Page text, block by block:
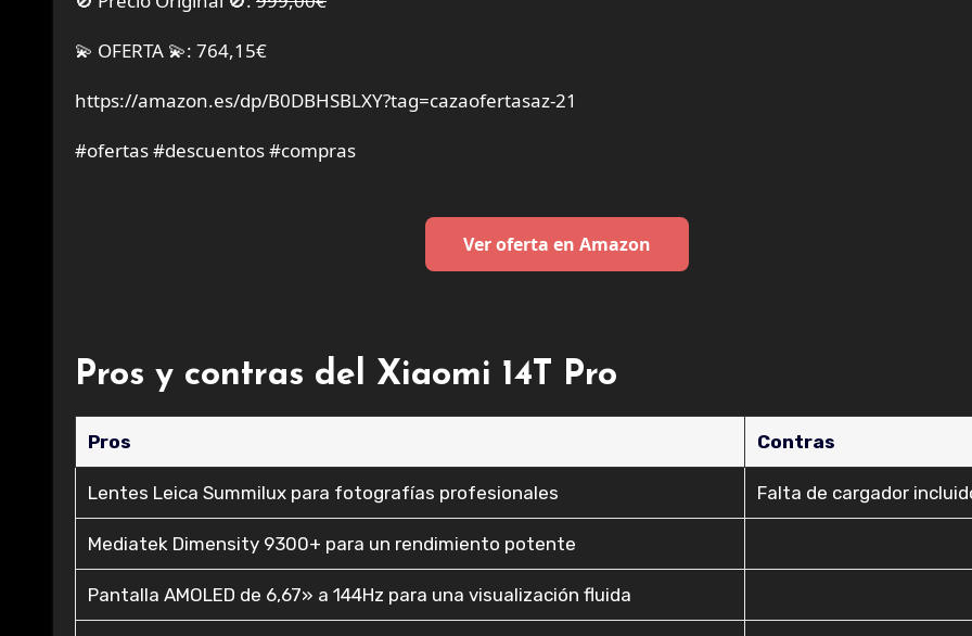
💫 OFERTA 💫: 764,15€
https://amazon.es/dp/B0DBHSBLXY?tag=cazaofertasaz-21
#ofertas #descuentos #compras
Ver oferta en Amazon
Pros y contras del Xiaomi 14T Pro
Pros Contras
Lentes Leica Summilux para fotografías profesionales Falta de cargador
Mediatek Dimensity 9300+ para un rendimiento potente
Pantalla AMOLED de 6,67» a 144Hz para una visualización fluida